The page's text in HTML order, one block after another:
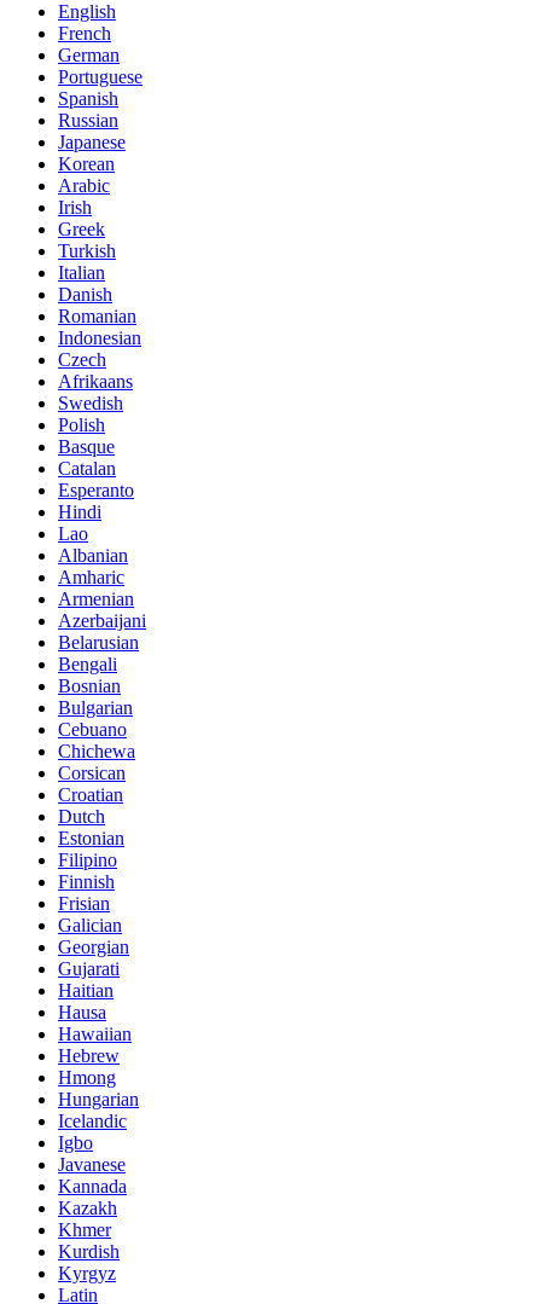
English
French
German
Portuguese
Spanish
Russian
Japanese
Korean
Arabic
Irish
Greek
Turkish
Italian
Danish
Romanian
Indonesian
Czech
Afrikaans
Swedish
Polish
Basque
Catalan
Esperanto
Hindi
Lao
Albanian
Amharic
Armenian
Azerbaijani
Belarusian
Bengali
Bosnian
Bulgarian
Cebuano
Chichewa
Corsican
Croatian
Dutch
Estonian
Filipino
Finnish
Frisian
Galician
Georgian
Gujarati
Haitian
Hausa
Hawaiian
Hebrew
Hmong
Hungarian
Icelandic
Igbo
Javanese
Kannada
Kazakh
Khmer
Kurdish
Kyrgyz
Latin